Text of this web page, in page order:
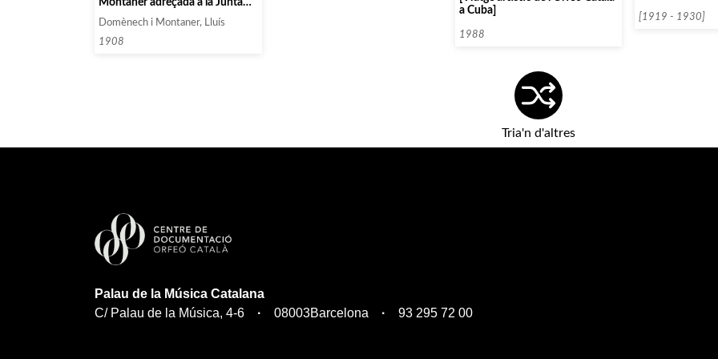
els últims treballs constructius
del Palau de la Música Catalana]
Domènech i Montaner, Lluís
1908
a Cuba]
1988
[1919 - 1930]
Tria'n d'altres
Palau de la Música Catalana
C/ Palau de la Música, 4-6
08003Barcelona 93 295 72 00